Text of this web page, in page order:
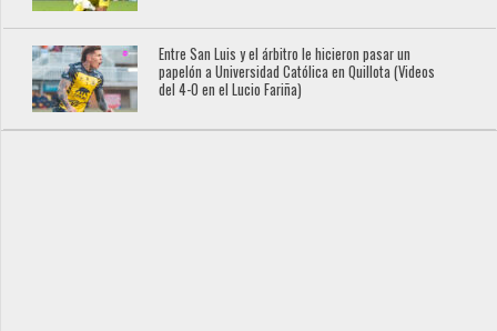
Entre San Luis y el árbitro le hicieron pasar un
papelón a Universidad Católica en Quillota (Videos
del 4-0 en el Lucio Fariña)